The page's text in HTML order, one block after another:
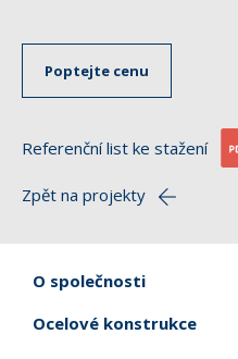
Poptejte cenu
Zpět na projekty
Referenční list ke stažení
O společnosti
Ocelové konstrukce